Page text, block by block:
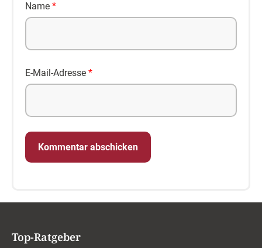
Name *
E-Mail-Adresse *
Top-Ratgeber